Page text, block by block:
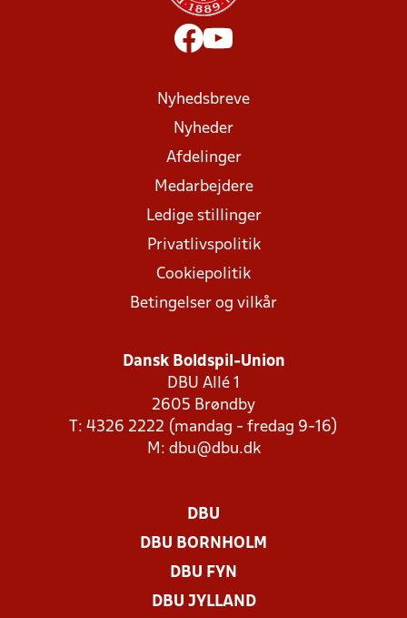
Nyhedsbreve
Nyheder
Afdelinger
Medarbejdere
Ledige stillinger
Privatlivspolitik
Cookiepolitik
Betingelser og vilkår
Dansk Boldspil-Union
DBU Allé 1
2605 Brøndby
T: 4326 2222 (mandag - fredag 9-16)
M: dbu@dbu.dk
DBU
DBU BORNHOLM
DBU FYN
DBU JYLLAND